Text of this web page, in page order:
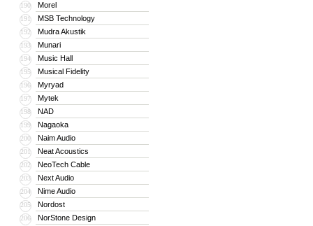
190 Morel
191 MSB Technology
192 Mudra Akustik
193 Munari
194 Music Hall
195 Musical Fidelity
196 Myryad
197 Mytek
198 NAD
199 Nagaoka
200 Naim Audio
201 Neat Acoustics
202 NeoTech Cable
203 Next Audio
204 Nime Audio
205 Nordost
206 NorStone Design